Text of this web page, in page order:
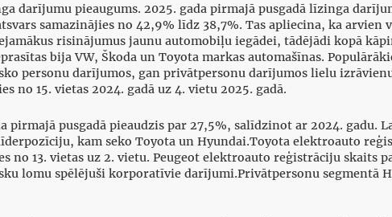
darījumu pieaugums. 2025. gada pirmajā pusgadā līzinga
samazinājies no 42,9% līdz 38,7%. Tas apliecina, ka
risinājumus jaunu automobiļu iegādei, tādējādi kopā
bija VW, Škoda un Toyota markas automašīnas.
personu darījumos, gan privātpersonu darījumos lielu
no 15. vietas 2024. gadā uz 4. vietu 2025. gadā.
pirmajā pusgadā pieaudzis par 27,5%, salīdzinot ar 2024. gadu.
kam seko Toyota un Hyundai.Toyota elektroauto
no 13. vietas uz 2. vietu. Peugeot elektroauto reģistrāciju
lomu spēlējuši korporatīvie darījumi.Privātpersonu segmentā